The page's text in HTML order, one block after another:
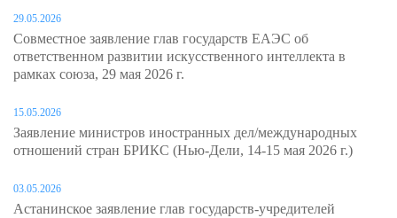
29.05.2026
Совместное заявление глав государств ЕАЭС об
ответственном развитии искусственного интеллекта в
рамках союза, 29 мая 2026 г.
15.05.2026
Заявление министров иностранных дел/международных
отношений стран БРИКС (Нью-Дели, 14-15 мая 2026 г.)
03.05.2026
Астанинское заявление глав государств-учредителей